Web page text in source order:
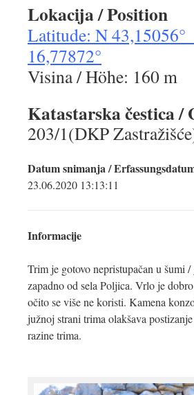
Lokacija / Position
Latitude: N
16,77872°
Visina / Höhe: 160 m
Katastarska čestica /
203/1(DKP
Datum snimanja /
23.06.2020 13:13:11
Informacije
Trim je gotovo nepristupačan u šumi
zapadno od sela Poljica. Vrlo je
očito se više ne koristi. Kamena
južnoj strani trima olakšava
razine trima.